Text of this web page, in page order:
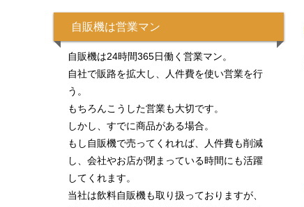
自販機は営業マン
自販機は24時間365日働く営業マン。
自社で販路を拡大し、人件費を使い営業を行
う。
もちろんこうした営業も大切です。
しかし、すでに商品がある場合。
もし自販機で売ってくれれば、人件費も削減
し、会社やお店が閉まっている時間にも活躍
してくれます。
当社は飲料自販機も取り扱っておりますが、